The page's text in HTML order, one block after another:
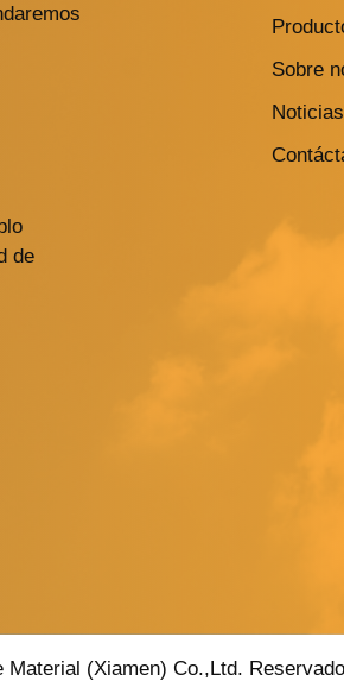
de
Sobre
Noticias
Material (Xiamen) Co.,Ltd.